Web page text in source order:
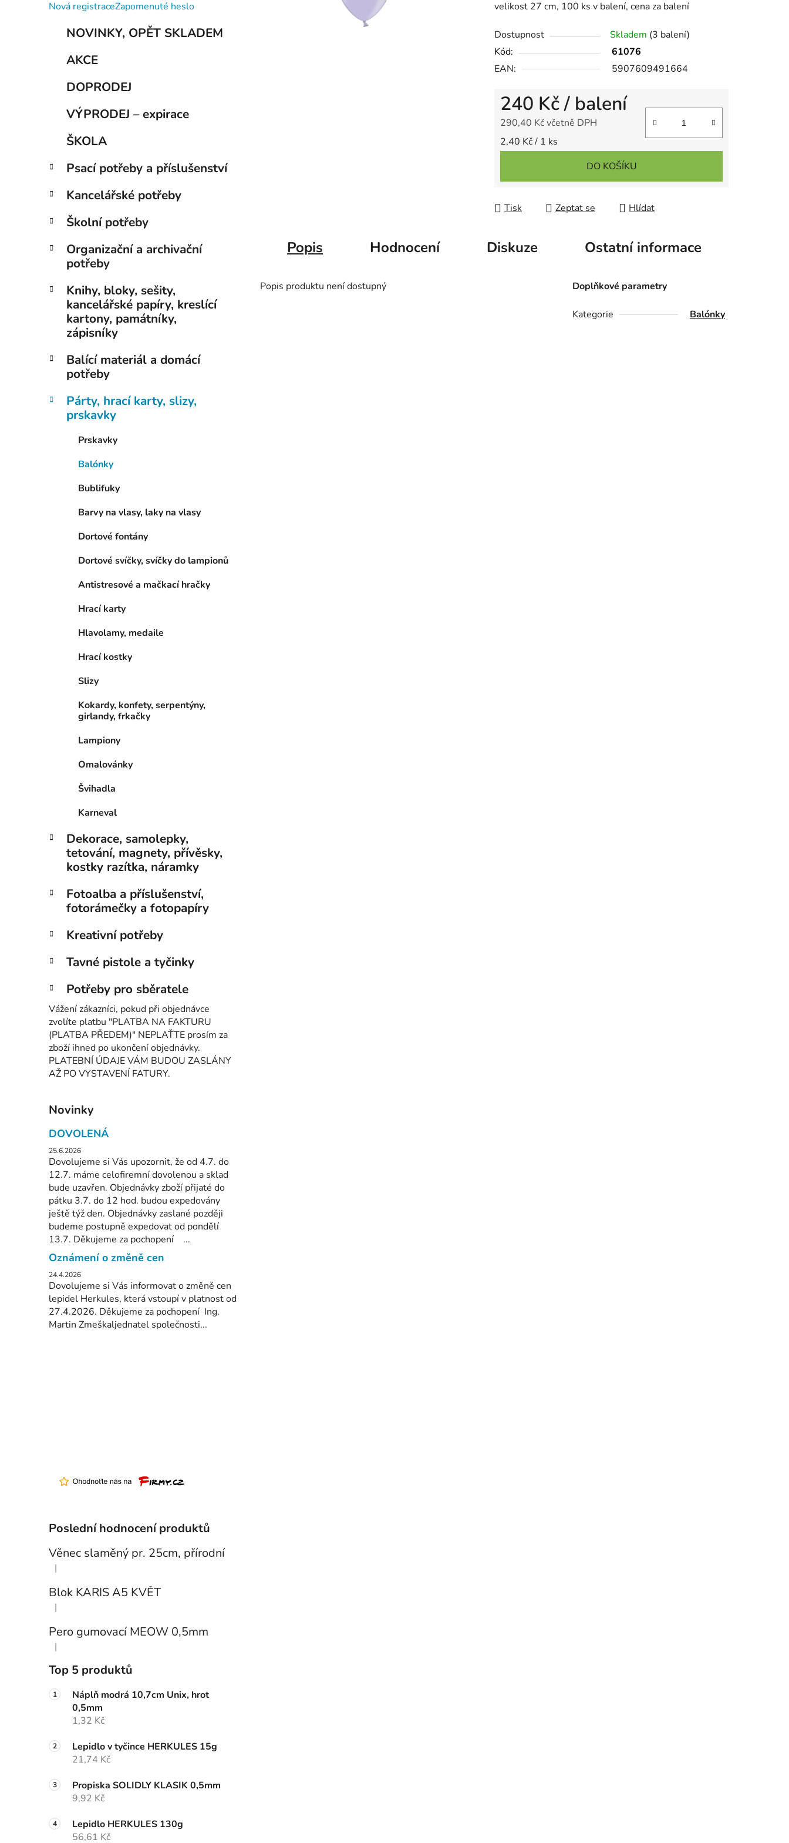
Nová registraceZapomenuté heslo
Přeskočit
kategorie
NOVINKY, OPĚT SKLADEM
AKCE
DOPRODEJ
VÝPRODEJ – expirace
ŠKOLA
Psací potřeby a příslušenství
Kancelářské potřeby
Školní potřeby
Organizační a archivační
potřeby
Knihy, bloky, sešity,
kancelářské papíry, kreslící
kartony, památníky,
zápisníky
Balící materiál a domácí
potřeby
Párty, hrací karty, slizy,
prskavky
Prskavky
Balónky
Bublifuky
Barvy na vlasy, laky na vlasy
Dortové fontány
Dortové svíčky, svíčky do lampionů
Antistresové a mačkací hračky
Hrací karty
Hlavolamy, medaile
Hrací kostky
Slizy
Kokardy, konfety, serpentýny,
girlandy, frkačky
Lampiony
Omalovánky
Švihadla
Karneval
Dekorace, samolepky,
tetování, magnety, přívěsky,
kostky razítka, náramky
Fotoalba a příslušenství,
fotorámečky a fotopapíry
Kreativní potřeby
Tavné pistole a tyčinky
Potřeby pro sběratele
Vážení zákazníci, pokud při objednávce
zvolíte platbu "PLATBA NA FAKTURU
(PLATBA PŘEDEM)" NEPLAŤTE prosím za
zboží ihned po ukončení objednávky.
PLATEBNÍ ÚDAJE VÁM BUDOU ZASLÁNY
AŽ PO VYSTAVENÍ FATURY.
Novinky
DOVOLENÁ
25.6.2026
Dovolujeme si Vás upozornit, že od 4.7. do
12.7. máme celofiremní dovolenou a sklad
bude uzavřen. Objednávky zboží přijaté do
pátku 3.7. do 12 hod. budou expedovány
ještě týž den. Objednávky zaslané později
budeme postupně expedovat od pondělí
13.7. Děkujeme za pochopení ...
Oznámení o změně cen
24.4.2026
Dovolujeme si Vás informovat o změně cen
lepidel Herkules, která vstoupí v platnost od
27.4.2026. Děkujeme za pochopení Ing.
Martin Zmeškaljednatel společnosti...
Poslední hodnocení produktů
Věnec slaměný pr. 25cm, přírodní
Hodnocení produktu je 5 z 5 hvězdiček.
|
Blok KARIS A5 KVĚT
Hodnocení produktu je 3 z 5 hvězdiček.
|
Pero gumovací MEOW 0,5mm
Hodnocení produktu je 5 z 5 hvězdiček.
|
Top 5 produktů
Náplň modrá 10,7cm Unix, hrot
0,5mm
1,32 Kč
Lepidlo v tyčince HERKULES 15g
21,74 Kč
Propiska SOLIDLY KLASIK 0,5mm
9,92 Kč
Lepidlo HERKULES 130g
56,61 Kč
je
z
5
hvězdiček.
velikost 27 cm, 100 ks v balení, cena za balení
Dostupnost Skladem (3 balení)
Kód:
61076
EAN:
5907609491664
240 Kč/ balení
290,40 Kč včetně DPH
Měrná cena:
2,40 Kč / 1 ks
DO KOŠÍKU
Tisk Zeptat se Hlídat
Popis Hodnocení Diskuze Ostatní informace
Popis produktu není dostupný Doplňkové parametry
Kategorie Balónky